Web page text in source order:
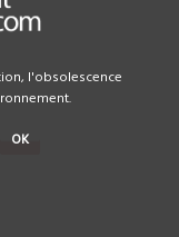
l'obsolescence
OK